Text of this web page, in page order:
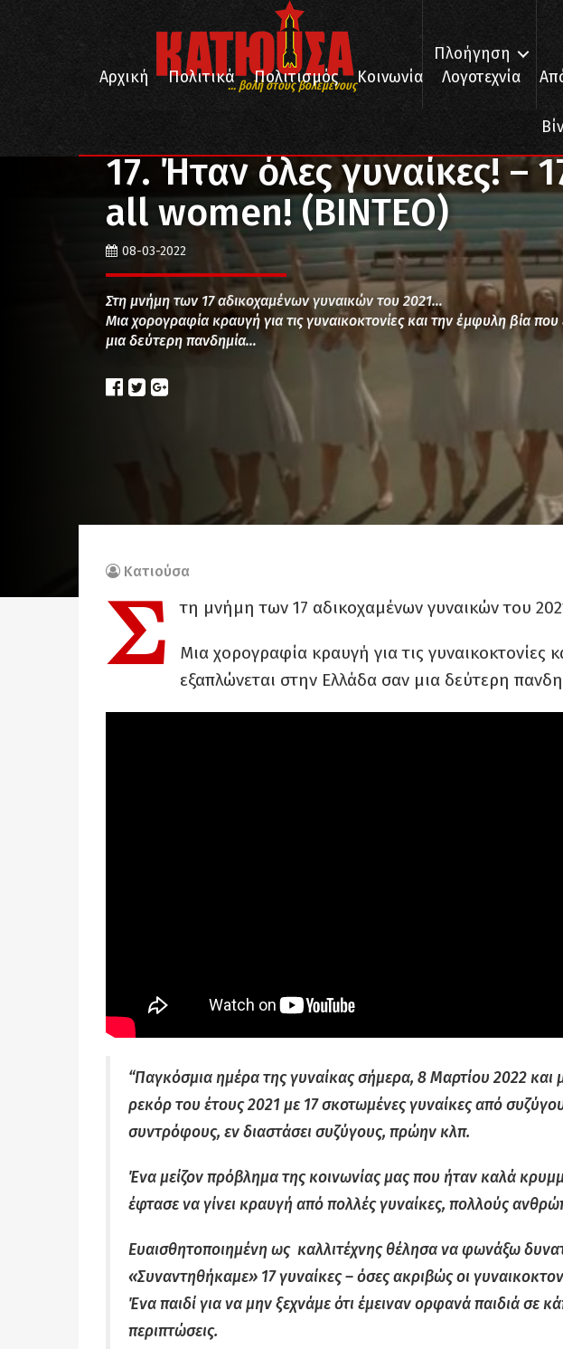
... βολή στους βολεμένους
Πλοήγηση
Αρχική
Πολιτικά Πολιτισμός Κοινωνία Λογοτεχνία
Πολιτισμός 17. Ήταν όλες γυναίκες! – 17. They were all
17. Ήταν όλες γυναίκες! –
all women! (ΒΙΝΤΕΟ)
08-03-2022
Στη μνήμη των 17 αδικοχαμένων γυναικών του 2021…
Μια χορογραφία κραυγή για τις γυναικοκτονίες και την έμφυλη βία
μια δεύτερη πανδημία…
Κατιούσα
Σ τη μνήμη των 17 αδικοχαμένων γυναικών του
Μια χορογραφία κραυγή για τις γυναικοκτονίες
εξαπλώνεται στην Ελλάδα σαν μια δεύτερη
“Παγκόσμια ημέρα της γυναίκας σήμερα, 8 Μαρτίου 2022 και
ρεκόρ του έτους 2021 με 17 σκοτωμένες γυναίκες από
συντρόφους, εν διαστάσει συζύγους, πρώην κλπ.
Ένα μείζον πρόβλημα της κοινωνίας μας που ήταν καλά
έφτασε να γίνει κραυγή από πολλές γυναίκες, πολλούς
Ευαισθητοποιημένη ως καλλιτέχνης θέλησα να φωνάξω
«Συναντηθήκαμε» 17 γυναίκες – όσες ακριβώς οι
Ένα παιδί για να μην ξεχνάμε ότι έμειναν ορφανά παιδιά σε
περιπτώσεις.